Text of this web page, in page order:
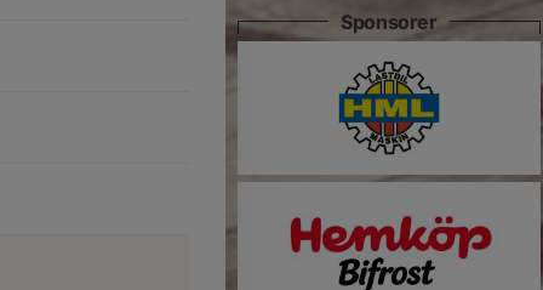
Sponsorer